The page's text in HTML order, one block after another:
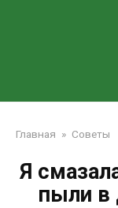
Главная » Советы
Я
пыли в